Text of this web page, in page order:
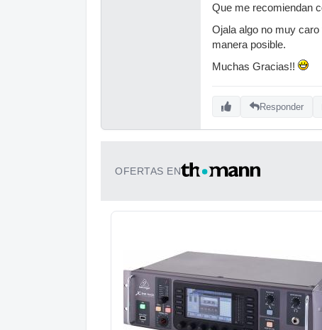
Que me recomiendan
Ojala algo no muy
manera posible.
Muchas Gracias!!
Responder
OFERTAS EN